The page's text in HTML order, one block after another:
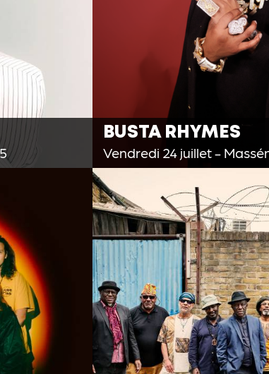
BUSTA RHYMES
Vendredi 24 juillet-